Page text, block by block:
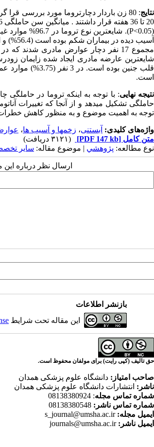
نتایج
مجموع 17 نفر دچار عوارض مادری شدند
قلب جنین بوده
است.
نتیجه نهایی: با توجه به اینکه تروما در
حاملگی تشکیل میدهد و از آنجا که تغییرات
توجه به اهمیت موضوع و به منظور کاهش خطرات
واژه‌های کلیدی: آبستنی، زخمها و آسیب ها،
متن کامل [PDF 147 kb]
(۳۱۲۱ دریافت)
نوع مطالعه: پژوهشي | موضوع مقاله: سایر
ارسال نظر درباره
بازنشر اطلاعات
این مقاله تحت شرایط
حق تالیف (کپی رایت) برای مولفان محفوظ است.
صاحب امتیاز: دانشگاه علوم پزشکی همدان
ناشر: انتشارات دانشگاه علوم پزشکی همدان
شماره تماس مجله: 08138380924
شماره تماس ناشر:
ایمیل مجله: s_journal@umsha.ac.ir
ایمیل ناشر: journals@umsha.ac.ir